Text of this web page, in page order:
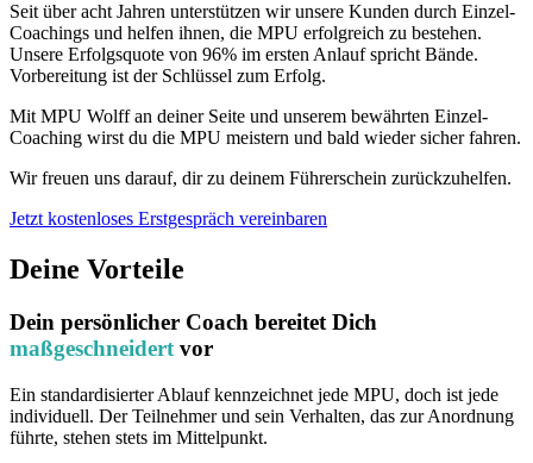
Seit über acht Jahren unterstützen wir unsere Kunden durch Einzel-
Coachings und helfen ihnen, die MPU erfolgreich zu bestehen.
Unsere Erfolgsquote von 96% im ersten Anlauf spricht Bände.
Vorbereitung ist der Schlüssel zum Erfolg.
Mit MPU Wolff an deiner Seite und unserem bewährten Einzel-
Coaching wirst du die MPU meistern und bald wieder sicher fahren.
Wir freuen uns darauf, dir zu deinem Führerschein zurückzuhelfen.
Jetzt kostenloses Erstgespräch vereinbaren
Deine Vorteile
Dein persönlicher Coach bereitet Dich
maßgeschneidertvor
Ein standardisierter Ablauf kennzeichnet jede MPU, doch ist jede
individuell. Der Teilnehmer und sein Verhalten, das zur Anordnung
führte, stehen stets im Mittelpunkt.